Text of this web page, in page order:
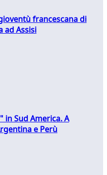
francescana di
ad Assisi
in Sud America. A
e Perù